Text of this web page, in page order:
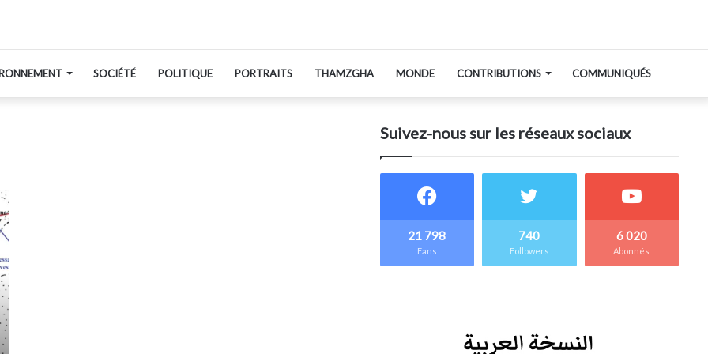
SOCIÉTÉ POLITIQUE PORTRAITS THAMZGHA MONDE CONTRIBUTIONS COMMUNIQUÉS
Suivez-nous sur les réseaux sociaux
21 798
Fans
740
Followers
6 020
Abonnés